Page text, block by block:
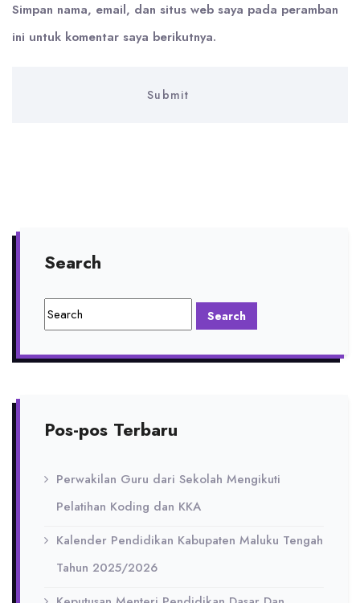
Simpan nama, email, dan situs web saya pada peramban
ini untuk komentar saya berikutnya.
Search
Pos-pos Terbaru
Perwakilan Guru dari Sekolah Mengikuti
Pelatihan Koding dan KKA
Kalender Pendidikan Kabupaten Maluku Tengah
Tahun 2025/2026